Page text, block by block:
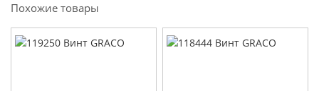
Похожие товары